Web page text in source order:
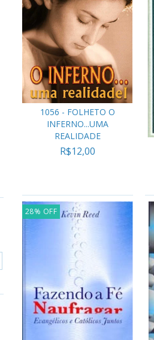
1056 - FOLHETO O
INFERNO...UMA
REALIDADE
R$12,00
28% OFF